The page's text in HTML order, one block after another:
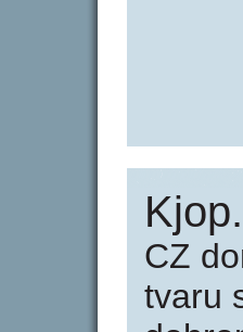
CZ
tvaru